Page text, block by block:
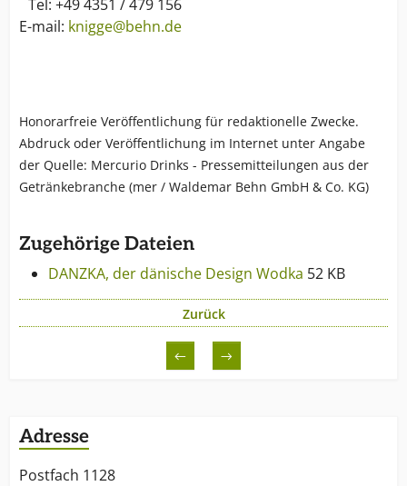
Tel: +49 4351 / 479 156
E-mail: knigge@behn.de
Honorarfreie Veröffentlichung für redaktionelle Zwecke.
Abdruck oder Veröffentlichung im Internet unter Angabe
der Quelle: Mercurio Drinks - Pressemitteilungen aus der
Getränkebranche (mer / Waldemar Behn GmbH & Co. KG)
Zugehörige Dateien
DANZKA, der dänische Design Wodka 52 KB
Zurück
← →
Adresse
Postfach 1128